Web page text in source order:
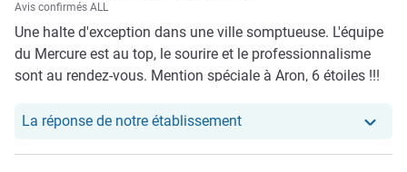
Avis confirmés ALL
Une halte d'exception dans une ville somptueuse. L'équipe
du Mercure est au top, le sourire et le professionnalisme
sont au rendez-vous. Mention spéciale à Aron, 6 étoiles !!!
nos exigences. Nous avons hâte de revenir.
La réponse de notre établissementNotre hôtel a repondu au